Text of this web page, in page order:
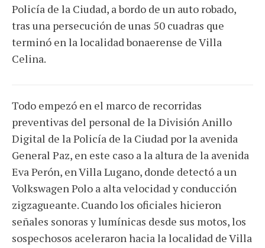
Policía de la Ciudad, a bordo de un auto robado,
tras una persecución de unas 50 cuadras que
terminó en la localidad bonaerense de Villa
Celina.
Todo empezó en el marco de recorridas
preventivas del personal de la División Anillo
Digital de la Policía de la Ciudad por la avenida
General Paz, en este caso a la altura de la avenida
Eva Perón, en Villa Lugano, donde detectó a un
Volkswagen Polo a alta velocidad y conducción
zigzagueante. Cuando los oficiales hicieron
señales sonoras y lumínicas desde sus motos, los
sospechosos aceleraron hacia la localidad de Villa